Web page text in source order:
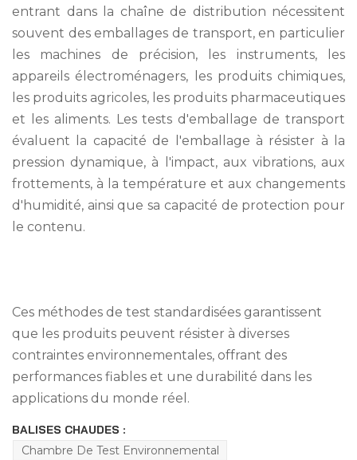
entrant dans la chaîne de distribution nécessitent
souvent des emballages de transport, en particulier
les machines de précision, les instruments, les
appareils électroménagers, les produits chimiques,
les produits agricoles, les produits pharmaceutiques
et les aliments. Les tests d'emballage de transport
évaluent la capacité de l'emballage à résister à la
pression dynamique, à l'impact, aux vibrations, aux
frottements, à la température et aux changements
d'humidité, ainsi que sa capacité de protection pour
le contenu.
Ces méthodes de test standardisées garantissent
que les produits peuvent résister à diverses
contraintes environnementales, offrant des
performances fiables et une durabilité dans les
applications du monde réel.
BALISES CHAUDES :
Chambre De Test Environnemental